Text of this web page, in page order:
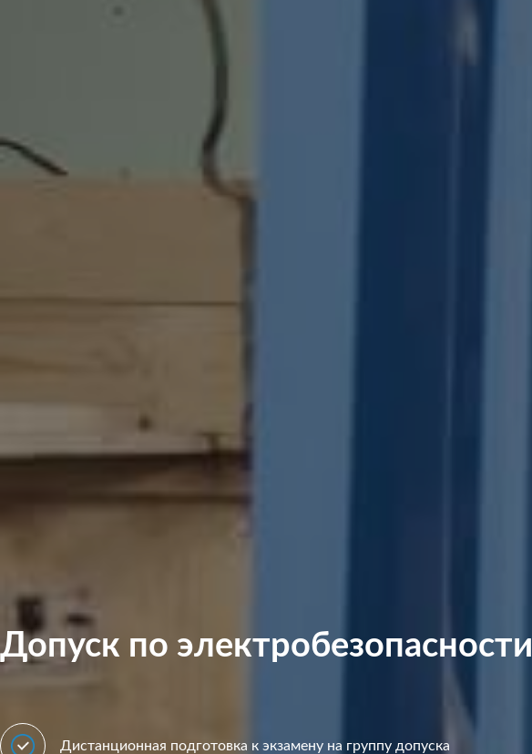
Допуск по электробезопасности
Дистанционная подготовка к экзамену на группу допуска